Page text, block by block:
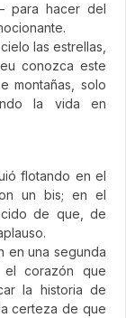
para hacer del
las estrellas,
conozca este
montañas, solo
la vida en
flotando en el
un bis; en el
de que, de
en una segunda
el corazón que
la historia de
certeza de que